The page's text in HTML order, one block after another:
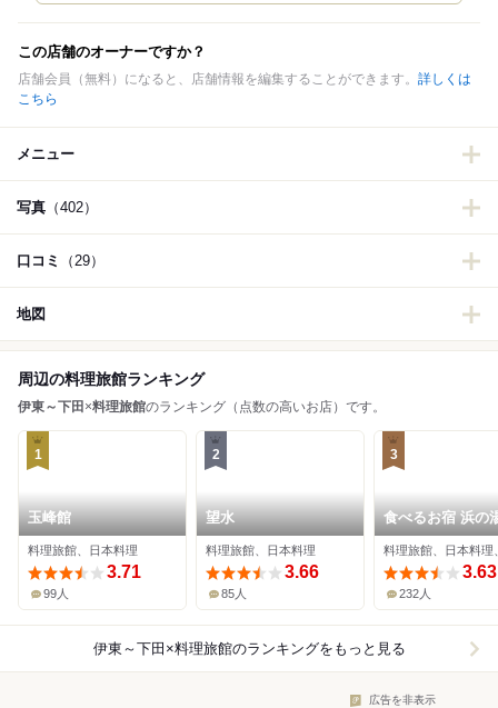
この店舗のオーナーですか？
店舗会員（無料）になると、店舗情報を編集することができます。 詳しくは
こちら
メニュー
写真 （402）
口コミ （29）
地図
周辺の料理旅館ランキング
伊東～下田 ×料理旅館のランキング（点数の高いお店）です。
1
玉峰館
料理旅館、日本料理
3.71
99人
2
望水
料理旅館、日本料理
3.66
85人
3
食べるお宿 浜の
料理旅館、日本料理
3.63
232人
伊東～下田×料理旅館のランキングをもっと見る
広告を非表示